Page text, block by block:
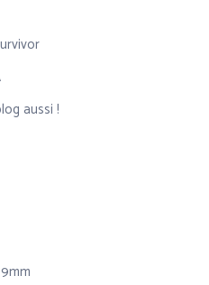
aussi !